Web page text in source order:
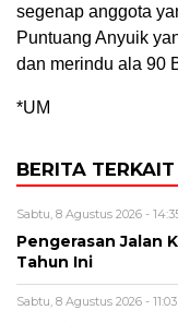
segenap anggota
Puntuang Anyuik
dan merindu ala 90
*UM
BERITA TERKAIT
Sabtu, 8 Agustus 2026 -
Pengerasan Jalan
Tahun Ini
Sabtu, 8 Agustus 2026 - 11:03